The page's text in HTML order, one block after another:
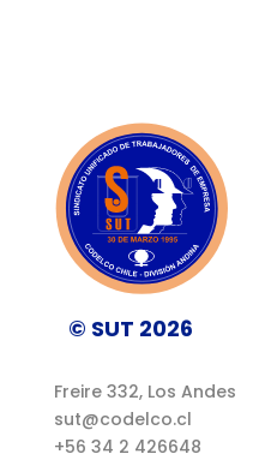
© SUT 2026
Freire 332, Los Andes
sut@codelco.cl
+56 34 2 426648